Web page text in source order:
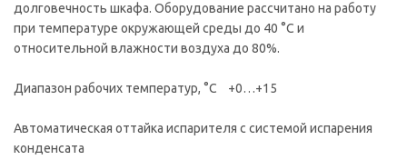
долговечность шкафа. Оборудование рассчитано на работу
при температуре окружающей среды до 40 °С и
относительной влажности воздуха до 80%.
Диапазон рабочих температур, °C +0…+15
Автоматическая оттайка испарителя с системой испарения
конденсата